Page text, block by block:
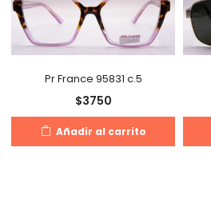
Pr France 95831 c.5
$3750
Añadir al carrito